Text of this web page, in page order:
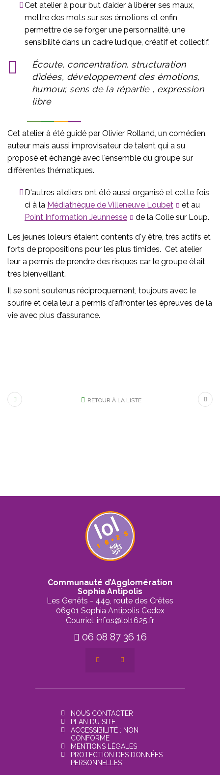
Cet atelier à pour but d’aider à libérer ses maux,
mettre des mots sur ses émotions et enfin
permettre de se forger une personnalité, une
sensibilité dans un cadre ludique, créatif et collectif.
Écoute, concentration, structuration
d’idées, développement des émotions,
humour, sens de la répartie , expression
libre
Cet atelier à été guidé par Olivier Rolland, un comédien,
auteur mais aussi improvisateur de talent qui a su
proposé et échangé avec l'ensemble du groupe sur
différentes thématiques.
D'autres ateliers ont été aussi organisé et cette fois
ci à la Médiathèque de Villeneuve Loubet
et au
Point Information Jeunnesse
de la Colle sur Loup.
Les jeunes loleurs étaient contents d'y être, très actifs et
forts de propositions pour les plus timides. Cet atelier
leur a permis de prendre des risques car le groupe était
très bienveillant.
Il se sont soutenus réciproquement, toujours avec le
sourire et cela leur a permis d'affronter les épreuves de la
vie avec plus d’assurance.
RETOUR À LA LISTE
Communauté d’Agglomération
Sophia Antipolis
Les Genêts - 449, route des Crêtes
06901 Sophia Antipolis Cedex
Courriel: infos@lol1625.fr
06 08 87 36 16
NOUS CONTACTER
PLAN DU SITE
ACCESSIBILITÉ : NON
CONFORME
MENTIONS LÉGALES
PROTECTION DES DONNÉES
PERSONNELLES